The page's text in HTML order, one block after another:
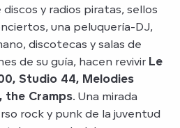
y radios piratas, sellos
una peluquería-DJ,
discotecas y salas de
de su guía, hacen revivir Le
Studio 44, Melodies
the Cramps. Una mirada
rock y punk de la juventud